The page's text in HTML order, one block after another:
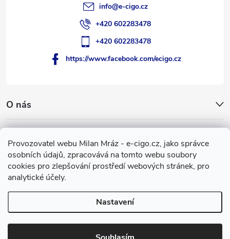
Provozovatel webu Milan Mráz - e-cigo.cz, jako správce
osobních údajů, zpracovává na tomto webu soubory
cookies pro zlepšování prostředí webových stránek, pro
analytické účely.
Nastavení
O nás
Facebook
info@e-cigo.cz
+420 602283478
+420 602283478
https://www.facebook.com/ecigo.cz
Vytvořil Shoptet
Copyright 2007-2026e-cigo.cz. Všechna práva vyhrazena.